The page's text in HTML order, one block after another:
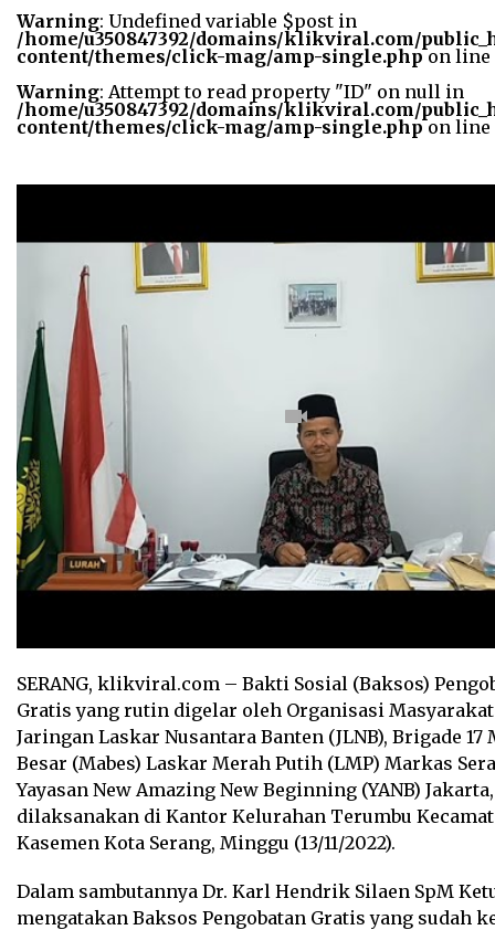
height="36">
Warning: Undefined variable $post in
/home/u350847392/domains/klikviral.com/
content/themes/click-mag/amp-single.phpon line
Warning: Attempt to read property "ID" on null in
/home/u350847392/domains/klikviral.com/
content/themes/click-mag/amp-single.phpon line
SERANG, klikviral.com – Bakti Sosial (Baksos)
Gratis yang rutin digelar oleh Organisasi Masyarakat
Jaringan Laskar Nusantara Banten (JLNB), Brigade 17
Besar (Mabes) Laskar Merah Putih (LMP) Markas
Yayasan New Amazing New Beginning (YANB)
dilaksanakan di Kantor Kelurahan Terumbu
Kasemen Kota Serang, Minggu (13/11/2022).
Dalam sambutannya Dr. Karl Hendrik Silaen SpM
mengatakan Baksos Pengobatan Gratis yang sudah